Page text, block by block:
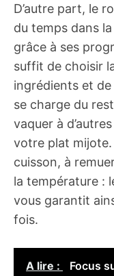
D’autre part, le
du temps dans
grâce à ses
suffit de choisir
ingrédients et
se charge du
vaquer à
votre plat mijote.
cuisson, à
la température :
vous garantit
fois.
A lire : Focus